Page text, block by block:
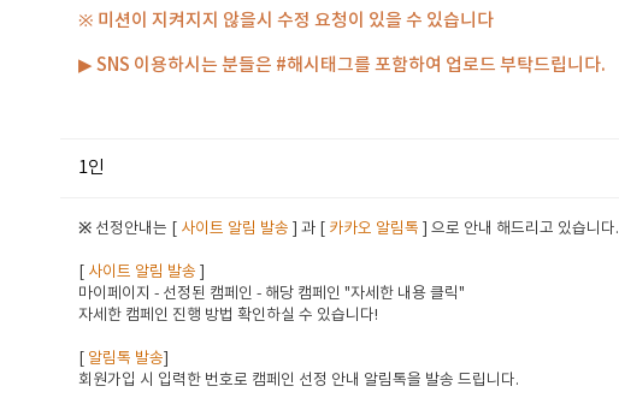
※ 미션이 지켜지지 않을시 수정 요청이 있을 수 있습니다
▶ SNS 이용하시는 분들은 #해시태그를 포함하여 업로드 부탁드립니다.
1인
※ 선정안내는 [ 사이트 알림 발송 ] 과 [ 카카오 알림톡 ] 으로 안내 해드리고 있습니다.
사이트 알림 발송
마이페이지 - 선정된 캠페인 - 해당 캠페인 "자세한 내용 클릭"
자세한 캠페인 진행 방법 확인하실 수 있습니다!
알림톡 발송
회원가입 시 입력한 번호로 캠페인 선정 안내 알림톡을 발송 드립니다.